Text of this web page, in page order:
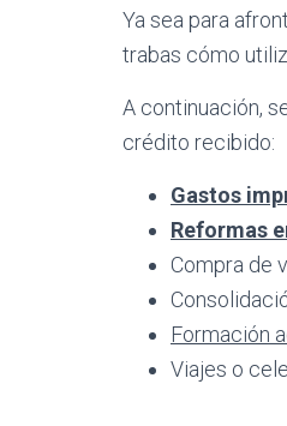
Ya sea para
trabas cómo
A continuación,
crédito recibido:
Gastos
Reformas
Compra de
Formación
Viajes o